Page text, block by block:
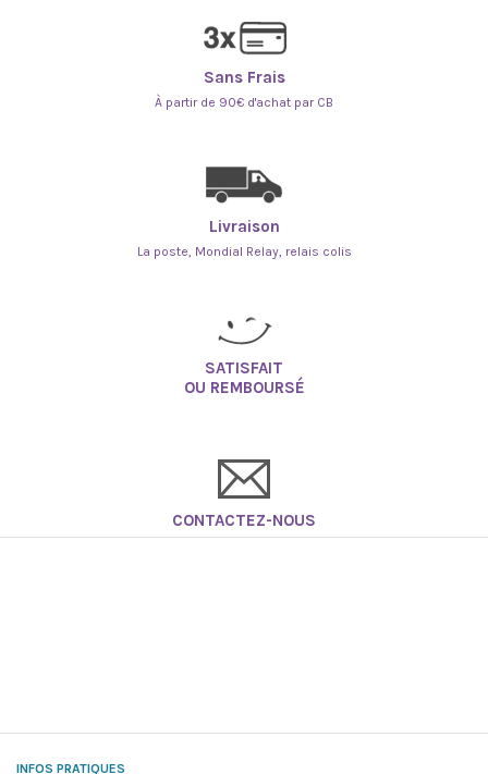
Sans Frais
À partir de 90€ d'achat par CB
Livraison
La poste, Mondial Relay, relais colis
SATISFAIT
OU REMBOURSÉ
CONTACTEZ-NOUS
INFOS PRATIQUES